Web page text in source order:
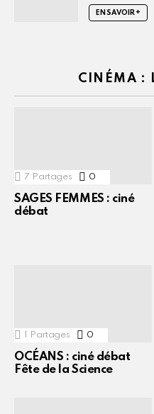
EN SAVOIR +
CINÉMA :
7 Partages 0
SAGES FEMMES : ciné
débat
Partages 0
OCÉANS : ciné débat
Fête de la Science